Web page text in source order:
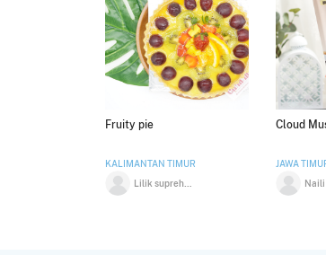
Fruity pie
KALIMANTAN TIMUR
Cloud
JAWA